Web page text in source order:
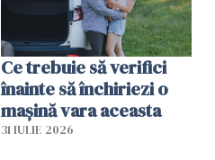
Ce trebuie să verifici
înainte să închiriezi o
mașină vara aceasta
31 IULIE 2026